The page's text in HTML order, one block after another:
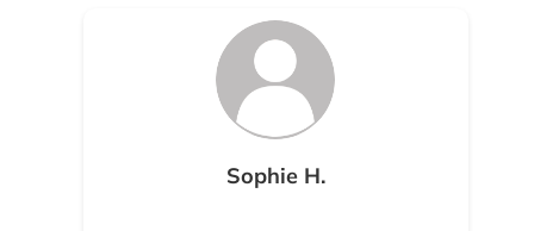
Sophie H.